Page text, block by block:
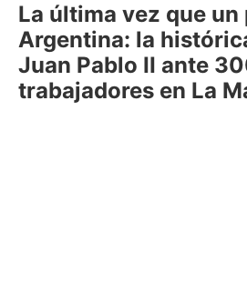
La última vez que
Argentina: la
Juan Pablo II ante
trabajadores en La